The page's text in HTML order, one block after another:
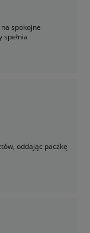
spokojne
oddając paczkę